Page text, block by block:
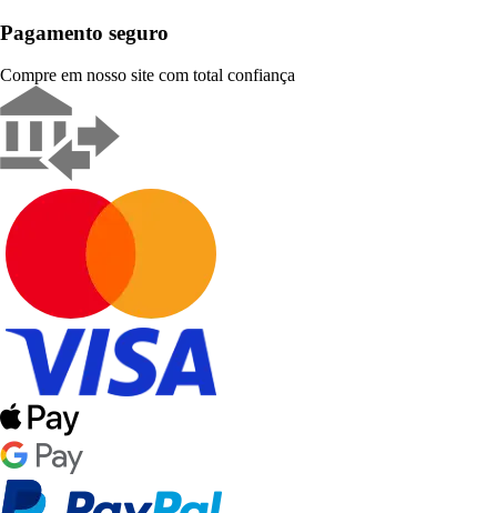
Pagamento seguro
Compre em nosso site com total confiança